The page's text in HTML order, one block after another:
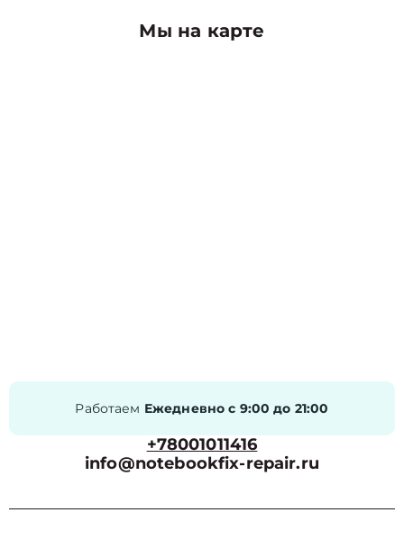
Мы на карте
Работаем Ежедневно с 9:00 до 21:00
+78001011416
info@notebookfix-repair.ru